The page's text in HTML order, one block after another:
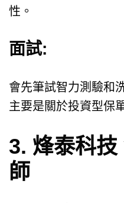
性。
面試:
會先筆試智力測驗和
主要是關於投資型保
3. 烽泰科
師